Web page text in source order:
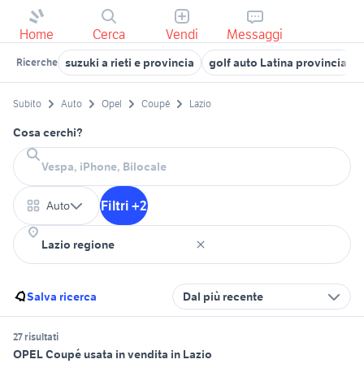
Home Cerca Vendi Messaggi
Ricerche suzuki a rieti e provincia golf auto Latina provincia
Subito Auto Opel Coupé Lazio
Cosa cerchi?
Auto Filtri +2
Salva ricerca Dal più recente
27 risultati
OPEL Coupé usata in vendita in Lazio